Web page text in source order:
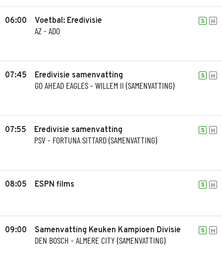
06:00 Voetbal: Eredivisie
AZ - ADO
S H
07:45 Eredivisie samenvatting
GO AHEAD EAGLES - WILLEM II (SAMENVATTING)
S H
07:55 Eredivisie samenvatting
PSV - FORTUNA SITTARD (SAMENVATTING)
S H
08:05 ESPN films S H
09:00 Samenvatting Keuken Kampioen Divisie
DEN BOSCH - ALMERE CITY (SAMENVATTING)
S H